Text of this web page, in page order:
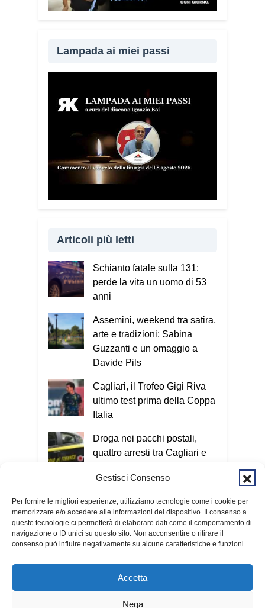
Gestisci Consenso
Per fornire le migliori esperienze, utilizziamo tecnologie come i cookie per
memorizzare e/o accedere alle informazioni del dispositivo. Il consenso a
queste tecnologie ci permetterà di elaborare dati come il comportamento di
navigazione o ID unici su questo sito. Non acconsentire o ritirare il
consenso può influire negativamente su alcune caratteristiche e funzioni.
Accetta
Nega
Lampada ai miei passi
Articoli più letti
Schianto fatale sulla 131:
perde la vita un uomo di 53
anni
Assemini, weekend tra satira,
arte e tradizioni: Sabina
Guzzanti e un omaggio a
Davide Pils
Cagliari, il Trofeo Gigi Riva
ultimo test prima della Coppa
Italia
Droga nei pacchi postali,
quattro arresti tra Cagliari e
mattina: ancora disagi sulla
rotta Cagliari-Roma